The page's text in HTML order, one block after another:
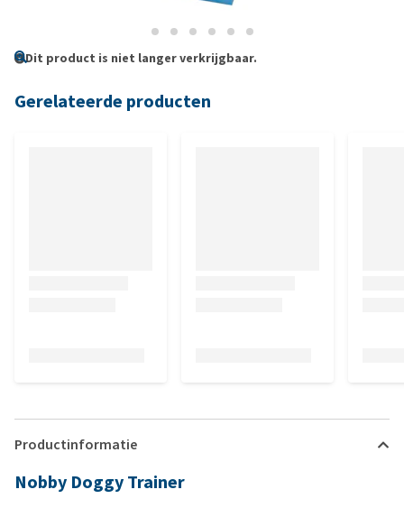
Dit product is niet langer verkrijgbaar.
Gerelateerde producten
Productinformatie
Nobby Doggy Trainer